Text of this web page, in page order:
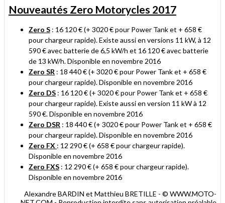
Nouveautés Zero Motorycles 2017
Zero S : 16 120 € (+ 3020 € pour Power Tank et + 658 €
pour chargeur rapide). Existe aussi en versions 11 kW, à 12
590 € avec batterie de 6,5 kW/h et 16 120 € avec batterie
de 13 kW/h. Disponible en novembre 2016
Zero SR : 18 440 € (+ 3020 € pour Power Tank et + 658 €
pour chargeur rapide). Disponible en novembre 2016
Zero DS : 16 120 € (+ 3020 € pour Power Tank et + 658 €
pour chargeur rapide). Existe aussi en version 11 kW à 12
590 €. Disponible en novembre 2016
Zero DSR : 18 440 € (+ 3020 € pour Power Tank et + 658 €
pour chargeur rapide). Disponible en novembre 2016
Zero FX : 12 290 € (+ 658 € pour chargeur rapide).
Disponible en novembre 2016
Zero FXS : 12 290 € (+ 658 € pour chargeur rapide).
Disponible en novembre 2016
Alexandre BARDIN et Matthieu BRETILLE - © WWW.MOTO-